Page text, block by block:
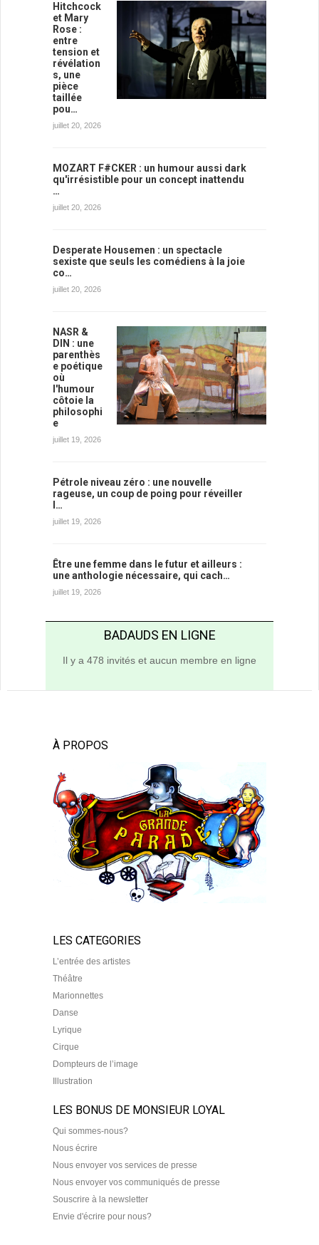
Hitchcock
et Mary
Rose :
entre
tension et
révélation
s, une
pièce
taillée
pou…
juillet 20, 2026
MOZART F#CKER : un humour aussi dark
qu'irrésistible pour un concept inattendu
…
juillet 20, 2026
Desperate Housemen : un spectacle
sexiste que seuls les comédiens à la joie
co…
juillet 20, 2026
NASR &
DIN : une
parenthès
e poétique
où
l'humour
côtoie la
philosophi
e
juillet 19, 2026
Pétrole niveau zéro : une nouvelle
rageuse, un coup de poing pour réveiller
l…
juillet 19, 2026
Être une femme dans le futur et ailleurs :
une anthologie nécessaire, qui cach…
juillet 19, 2026
BADAUDS EN LIGNE
Il y a 478 invités et aucun membre en ligne
À PROPOS
LES CATEGORIES
L’entrée des artistes
Théâtre
Marionnettes
Danse
Lyrique
Cirque
Dompteurs de l’image
Illustration
LES BONUS DE MONSIEUR LOYAL
Qui sommes-nous?
Nous écrire
Nous envoyer vos services de presse
Nous envoyer vos communiqués de presse
Souscrire à la newsletter
Envie d'écrire pour nous?